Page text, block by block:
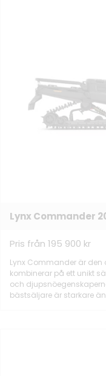
Lynx Commander
Pris från 195 900 kr
Lynx Commander är
kombinerar på ett unikt
och
bästsäljare är starkare